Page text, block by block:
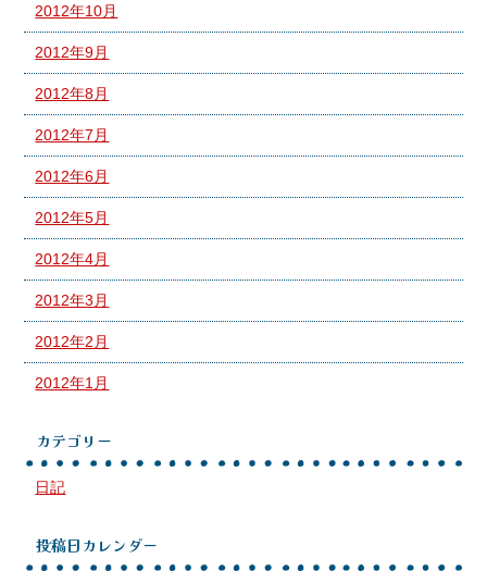
2012年10月
2012年9月
2012年8月
2012年7月
2012年6月
2012年5月
2012年4月
2012年3月
2012年2月
2012年1月
カテゴリー
日記
投稿日カレンダー